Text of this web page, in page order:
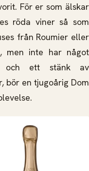
För er som älskar
röda viner så som
från Roumier eller
men inte har något
och ett stänk av
bör en tjugoårig Dom